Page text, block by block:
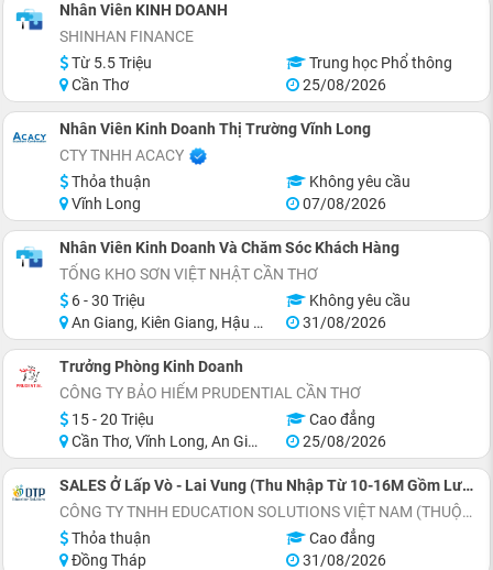
Nhân Viên KINH DOANH
SHINHAN FINANCE
Từ 5.5 Triệu
Trung học Phổ thông
Cần Thơ
25/08/2026
Nhân Viên Kinh Doanh Thị Trường Vĩnh Long
CTY TNHH ACACY
Thỏa thuận
Không yêu cầu
Vĩnh Long
07/08/2026
Nhân Viên Kinh Doanh Và Chăm Sóc Khách Hàng
TỔNG KHO SƠN VIỆT NHẬT CẦN THƠ
6 - 30 Triệu
Không yêu cầu
An Giang, Kiên Giang, Hậu Giang, Sóc Trăng, Bạc Liêu, Cà Mau
31/08/2026
Trưởng Phòng Kinh Doanh
CÔNG TY BẢO HIỂM PRUDENTIAL CẦN THƠ
15 - 20 Triệu
Cao đẳng
Cần Thơ, Vĩnh Long, An Giang
25/08/2026
SALES Ở Lấp Vò - Lai Vung (Thu Nhập Từ 10-16M Gồm Lương Cứng 8M+Phụ Cấp+Doanh Số)
CÔNG TY TNHH EDUCATION SOLUTIONS VIỆT NAM (THUỘC TẬP ĐOÀN ĐẠI TRƯỜNG PHÁT)
Thỏa thuận
Cao đẳng
Đồng Tháp
31/08/2026